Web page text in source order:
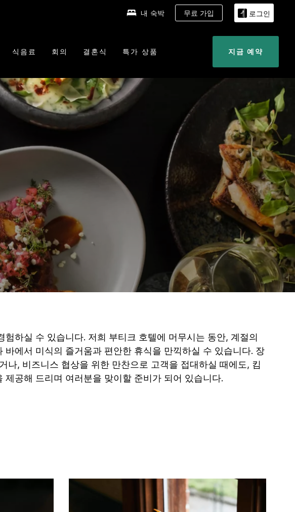
내 숙박 무료 가입 로그인
식음료 회의 결혼식 특가 상품 지금 예약
하실 수 있습니다. 저희 부티크 호텔에 머무시는 동안, 계절의
바에서 미식의 즐거움과 편안한 휴식을 만끽하실 수 있습니다. 장
나, 비즈니스 협상을 위한 만찬으로 고객을 접대하실 때에도, 킴
제공해 드리며 여러분을 맞이할 준비가 되어 있습니다.